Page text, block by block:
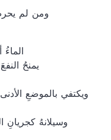
ومن لم
يمنحُ
ويكتفي بالموضعِ
وسيلانهُ